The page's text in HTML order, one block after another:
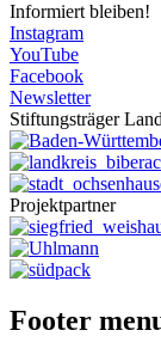
Informiert bleiben!
Instagram
YouTube
Facebook
Newsletter
Stiftungsträger
Projektpartner
Footer